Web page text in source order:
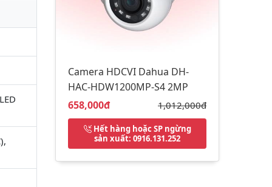
Camera HDCVI Dahua DH-
HAC-HDW1200MP-S4 2MP
Giá bán:
658,000đ Giá gốc:
1,012,000đ
Hết hàng hoặc SP ngừng
sản xuất: 0916.131.252